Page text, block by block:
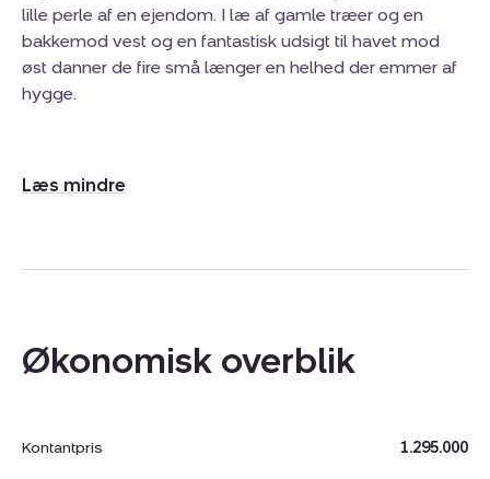
lille perle af en ejendom. I læ af gamle træer og en
bakkemod vest og en fantastisk udsigt til havet mod
øst danner de fire små længer en helhed der emmer af
hygge.
tekst
Økonomisk overblik
Kontantpris 1.295.000